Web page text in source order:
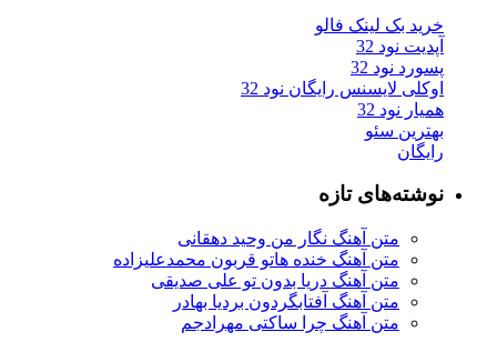
خرید بک لینک فالو
آپدیت نود 32
پسورد نود 32
اوکلی لایسنس رایگان نود 32
همیار نود 32
بهترین سئو
رایگان
نوشته‌های تازه
متن آهنگ نگار من وحید دهقانی
متن آهنگ خنده هاتو قربون محمدعلیزاده
متن آهنگ دریا بدون تو علی صدیقی
متن آهنگ آفتابگردون بردیا بهادر
متن آهنگ چرا ساکتی مهرادجم